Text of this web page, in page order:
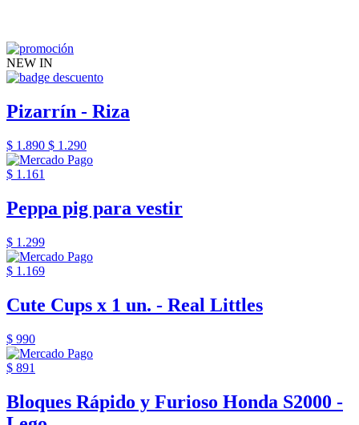
NEW IN
Pizarrín - Riza
$ 1.890 $ 1.290
$ 1.161
Peppa pig para vestir
$ 1.299
$ 1.169
Cute Cups x 1 un. - Real Littles
$ 990
$ 891
Bloques Rápido y Furioso Honda S2000 -